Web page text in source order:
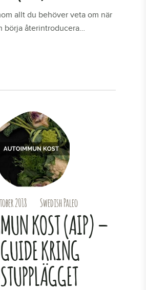
allt du behöver veta om när
börja återintroducera…
2018 Swedish Paleo
KOST (AIP) –
KRING